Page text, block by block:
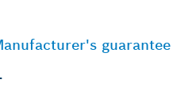
guarantee